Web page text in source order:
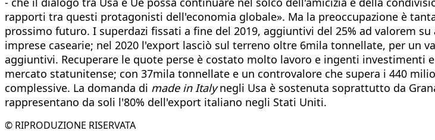
rapporti tra questi protagonisti dell'economia globale». Ma la preoccupazione è
prossimo futuro. I superdazi fissati a fine del 2019, aggiuntivi del 25% ad valorem
imprese casearie; nel 2020 l'export lasciò sul terreno oltre 6mila tonnellate, per
aggiuntivi. Recuperare le quote perse è costato molto lavoro e ingenti
mercato statunitense; con 37mila tonnellate e un controvalore che supera i 440
complessive. La domanda di made in Italynegli Usa è sostenuta soprattutto da
rappresentano da soli l'80% dell'export italiano negli Stati Uniti.
© RIPRODUZIONE RISERVATA